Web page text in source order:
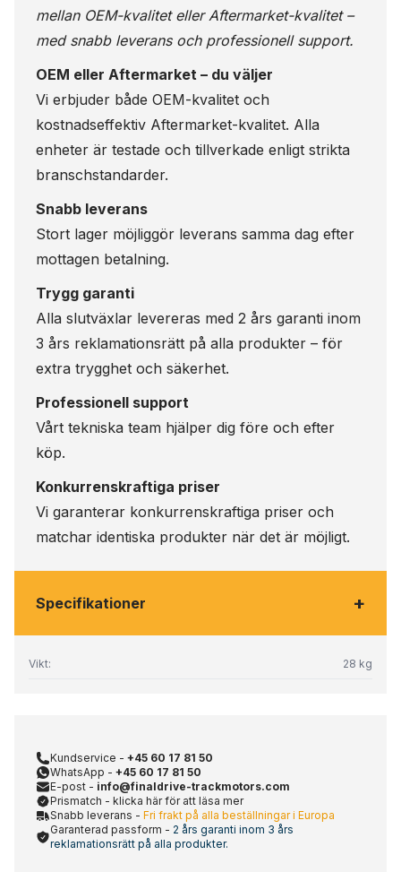
mellan OEM-kvalitet eller Aftermarket-kvalitet –
med snabb leverans och professionell support.
OEM eller Aftermarket – du väljer
Vi erbjuder både OEM-kvalitet och
kostnadseffektiv Aftermarket-kvalitet. Alla
enheter är testade och tillverkade enligt strikta
branschstandarder.
Snabb leverans
Stort lager möjliggör leverans samma dag efter
mottagen betalning.
Trygg garanti
Alla slutväxlar levereras med 2 års garanti inom
3 års reklamationsrätt på alla produkter – för
extra trygghet och säkerhet.
Professionell support
Vårt tekniska team hjälper dig före och efter
köp.
Konkurrenskraftiga priser
Vi garanterar konkurrenskraftiga priser och
matchar identiska produkter när det är möjligt.
Specifikationer +
Vikt: 28 kg
Kundservice - +45 60 17 81 50
WhatsApp - +45 60 17 81 50
E-post - info@finaldrive-trackmotors.com
Prismatch - klicka här för att läsa mer
Snabb leverans - Fri frakt på alla beställningar i Europa
Garanterad passform - 2 års garanti inom 3 års
reklamationsrätt på alla produkter.